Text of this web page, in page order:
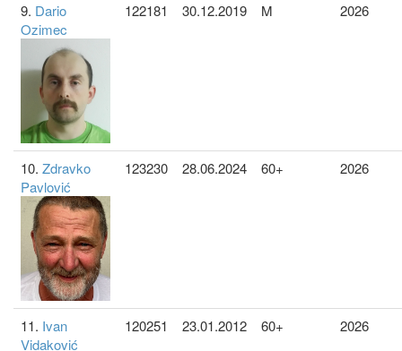
9. Dario
Ozimec
122181 30.12.2019 M 2026
10. Zdravko
Pavlović
123230 28.06.2024 60+ 2026
11. Ivan
Vidaković
120251 23.01.2012 60+ 2026